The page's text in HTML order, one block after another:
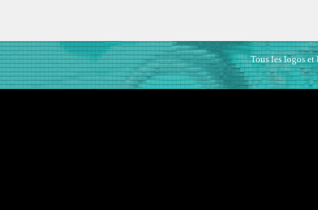
Tous les logos et